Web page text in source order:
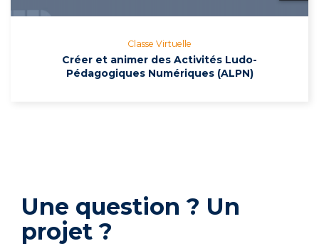
Classe Virtuelle
Créer et animer des Activités Ludo-
Pédagogiques Numériques (ALPN)
Une question ? Un
projet ?